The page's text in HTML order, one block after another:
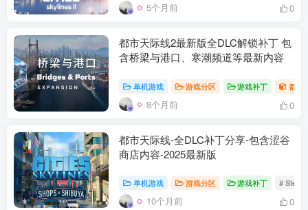
5个月前 0
都市天际线2最新版全DLC解锁补丁 包
含桥梁与港口、寒潮频道等最新内容
单机游戏 游戏分区 游戏补丁 都市
8个月前 0
都市天际线-全DLC补丁分享-包含涩谷
商店内容-2025最新版
单机游戏 游戏分区 游戏补丁 #
10个月前 0